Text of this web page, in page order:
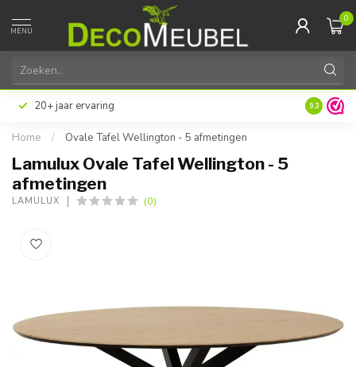
MENU
0
20+ jaar ervaring 9.3
Home / Ovale Tafel Wellington - 5 afmetingen
Lamulux Ovale Tafel Wellington - 5
afmetingen
LAMULUX (0)